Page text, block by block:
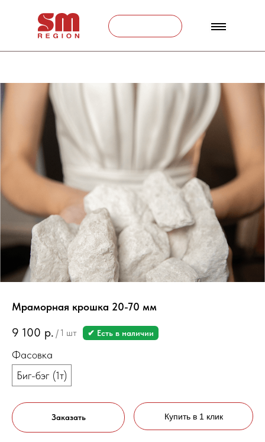
Мраморная крошка 20-70 мм
9 100 р. / 1 шт ✔ Есть в наличии
Фасовка
Биг-бэг (1т)
Заказать Купить в 1 клик